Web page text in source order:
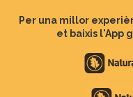
Per una millor
et baixis l'App